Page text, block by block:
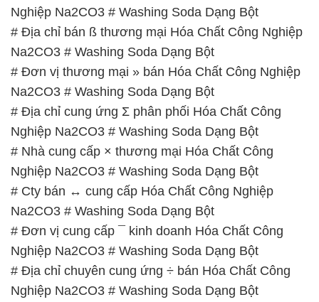
Nghiệp Na2CO3 # Washing Soda Dạng Bột
# Địa chỉ bán ß thương mại Hóa Chất Công Nghiệp
Na2CO3 # Washing Soda Dạng Bột
# Đơn vị thương mại » bán Hóa Chất Công Nghiệp
Na2CO3 # Washing Soda Dạng Bột
# Địa chỉ cung ứng Σ phân phối Hóa Chất Công
Nghiệp Na2CO3 # Washing Soda Dạng Bột
# Nhà cung cấp × thương mại Hóa Chất Công
Nghiệp Na2CO3 # Washing Soda Dạng Bột
# Cty bán ↔ cung cấp Hóa Chất Công Nghiệp
Na2CO3 # Washing Soda Dạng Bột
# Đơn vị cung cấp ¯ kinh doanh Hóa Chất Công
Nghiệp Na2CO3 # Washing Soda Dạng Bột
# Địa chỉ chuyên cung ứng ÷ bán Hóa Chất Công
Nghiệp Na2CO3 # Washing Soda Dạng Bột